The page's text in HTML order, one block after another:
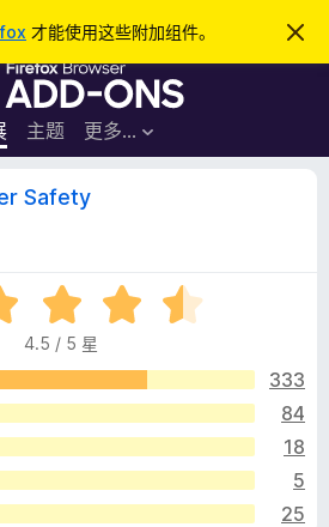
才能使用这些附加组件。
忽
此
F
r
e
览
器
附
加
件
主题 更多…
登录
Safety
4.5 / 5 星
333
84
18
5
25